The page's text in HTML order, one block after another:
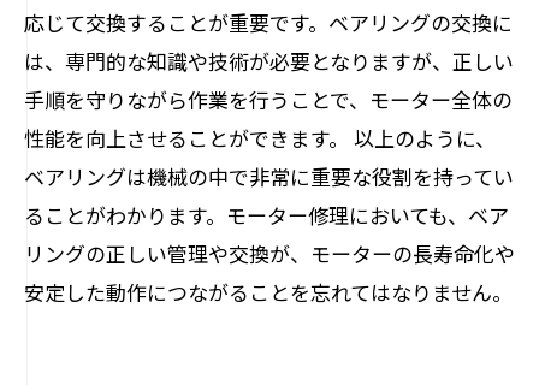
応じて交換することが重要です。ベアリングの交換に
は、専門的な知識や技術が必要となりますが、正しい
手順を守りながら作業を行うことで、モーター全体の
性能を向上させることができます。 以上のように、
ベアリングは機械の中で非常に重要な役割を持ってい
ることがわかります。モーター修理においても、ベア
リングの正しい管理や交換が、モーターの長寿命化や
安定した動作につながることを忘れてはなりません。